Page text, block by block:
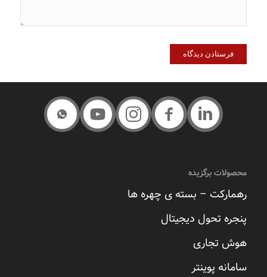
محصولات برگزیده
رهمارکت – بسته ی چهره ها
پنجره تحول دیجیتال
هوش تجاری
سامانه پوینتر